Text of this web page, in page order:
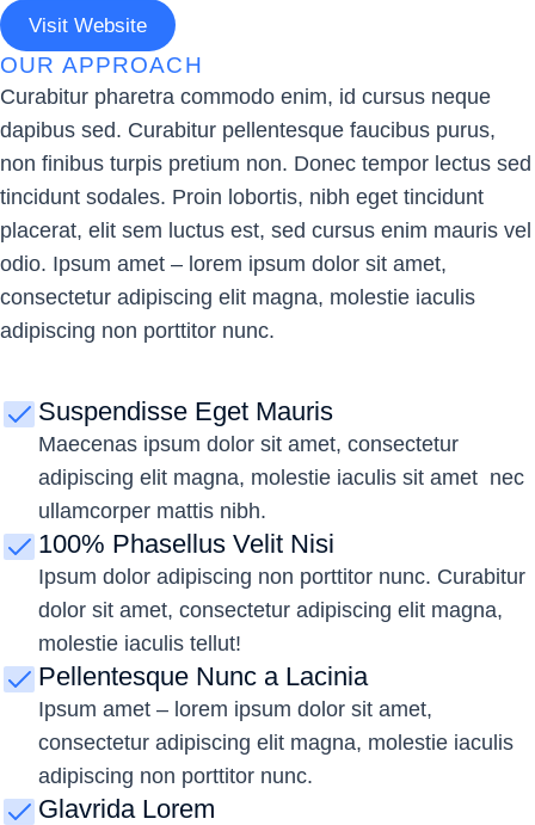
Visit Website
OUR APPROACH
Curabitur pharetra commodo enim, id cursus neque
dapibus sed. Curabitur pellentesque faucibus purus,
non finibus turpis pretium non. Donec tempor lectus sed
tincidunt sodales. Proin lobortis, nibh eget tincidunt
placerat, elit sem luctus est, sed cursus enim mauris vel
odio. Ipsum amet – lorem ipsum dolor sit amet,
consectetur adipiscing elit magna, molestie iaculis
adipiscing non porttitor nunc.
Suspendisse Eget Mauris
Maecenas ipsum dolor sit amet, consectetur
adipiscing elit magna, molestie iaculis sit amet nec
ullamcorper mattis nibh.
100% Phasellus Velit Nisi
Ipsum dolor adipiscing non porttitor nunc. Curabitur
dolor sit amet, consectetur adipiscing elit magna,
molestie iaculis tellut!
Pellentesque Nunc a Lacinia
Ipsum amet – lorem ipsum dolor sit amet,
consectetur adipiscing elit magna, molestie iaculis
adipiscing non porttitor nunc.
Glavrida Lorem